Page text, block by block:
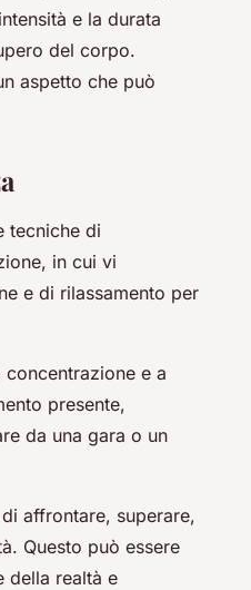
e la durata
del corpo.
aspetto che può
tecniche di
in cui vi
e di rilassamento per
e a
presente,
da una gara o un
affrontare, superare,
Questo può essere
della realtà e